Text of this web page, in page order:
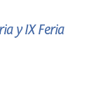
y IX Feria